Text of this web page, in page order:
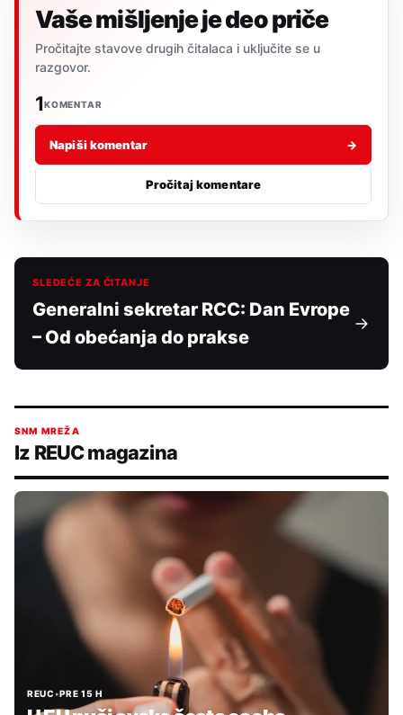
Vaše mišljenje je deo priče
Pročitajte stavove drugih čitalaca i uključite se u
razgovor.
1KOMENTAR
Napiši komentar →
Pročitaj komentare
SLEDEĆE ZA ČITANJE
Generalni sekretar RCC: Dan Evrope
– Od obećanja do prakse
SNM MREŽA
Iz REUC magazina
REUC•PRE 15 H